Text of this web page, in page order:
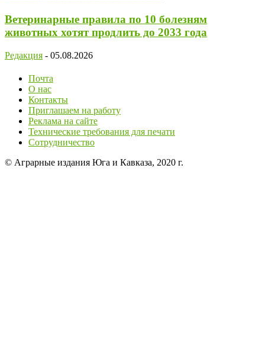
Ветеринарные правила по 10 болезням
животных хотят продлить до 2033 года
Редакция - 05.08.2026
Почта
О нас
Контакты
Приглашаем на работу
Реклама на сайте
Технические требования для печати
Сотрудничество
© Аграрные издания Юга и Кавказа, 2020 г.